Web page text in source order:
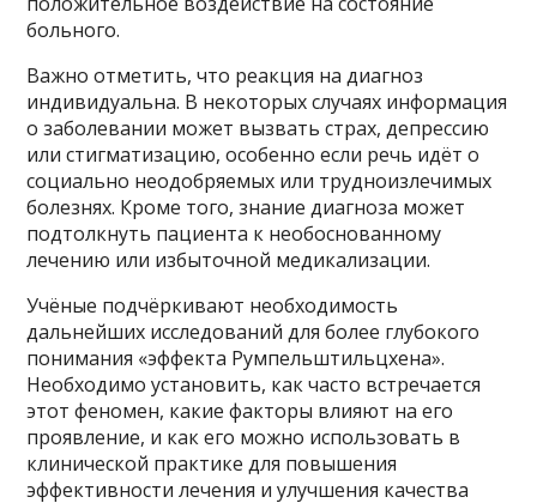
больного.
Важно отметить, что реакция на диагноз
индивидуальна. В некоторых случаях информация
о заболевании может вызвать страх, депрессию
или стигматизацию, особенно если речь идёт о
социально неодобряемых или трудноизлечимых
болезнях. Кроме того, знание диагноза может
подтолкнуть пациента к необоснованному
лечению или избыточной медикализации.
Учёные подчёркивают необходимость
дальнейших исследований для более глубокого
понимания «эффекта Румпельштильцхена».
Необходимо установить, как часто встречается
этот феномен, какие факторы влияют на его
проявление, и как его можно использовать в
клинической практике для повышения
эффективности лечения и улучшения качества